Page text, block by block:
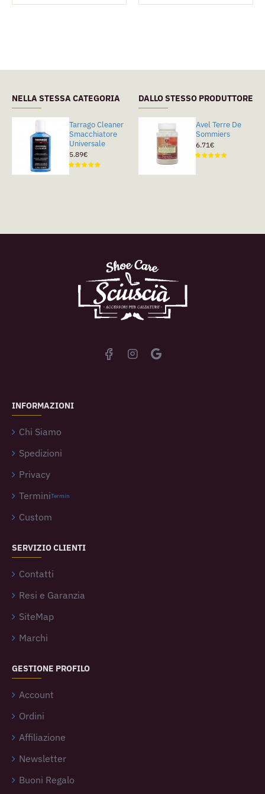
NELLA STESSA CATEGORIA
Tarrago Cleaner
Smacchiatore
Universale
5.89€
Avel Terre De
Sommiers
6.71€
DALLO STESSO PRODUTTORE
Avel Terre De
Sommiers
6.71€
INFORMAZIONI
Chi Siamo
Spedizioni
Privacy
TerminiTermin
Custom
SERVIZIO CLIENTI
Contatti
Resi e Garanzia
SiteMap
Marchi
GESTIONE PROFILO
Account
Ordini
Affiliazione
Newsletter
Buoni Regalo